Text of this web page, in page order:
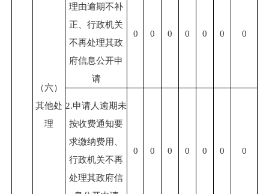
（六）
其他处
理
理由逾期不补
正、行政机关
不再处理其政
府信息公开申
请
0 0 0 0 0 0 0
2.申请人逾期未
按收费通知要
求缴纳费用、
行政机关不再
处理其政府信
0 0 0 0 0 0 0